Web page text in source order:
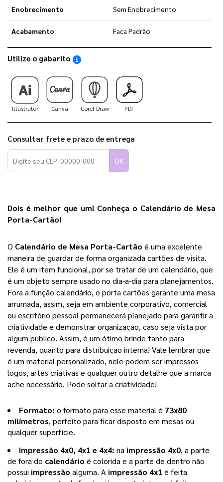
Enobrecimento Sem Enobrecimento
Acabamento Faca Padrão
Utilize o gabarito Saiba como utilizar os nossos gabaritos
Illustrator Canva Corel Draw PDF
Consultar frete e prazo de entrega
OK
Dois é melhor que um! Conheça o Calendário de Mesa
Porta-Cartão!
O Calendário de Mesa Porta-Cartão é uma excelente
maneira de guardar de forma organizada cartões de visita.
Ele é um item funcional, por se tratar de um calendário, que
é um objeto sempre usado no dia-a-dia para planejamentos.
Fora a função calendário, o porta cartões garante uma mesa
arrumada, assim, seja em ambiente corporativo, comercial
ou escritório pessoal permanecerá planejado para garantir a
criatividade e demonstrar organização, caso seja vista por
algum público. Assim, é um ótimo brinde tanto para
revenda, quanto para distribuição interna! Vale lembrar que
é um material personalizado, nele podem ser impressos
logos, artes criativas e qualquer outro detalhe que a marca
ache necessário. Pode soltar a criatividade!
Formato: o formato para esse material é 73x80
milímetros, perfeito para ficar disposto em mesas ou
qualquer superfície.
Impressão 4x0, 4x1 e 4x4: na impressão 4x0, a parte
de fora do calendário é colorida e a parte de dentro não
possui impressão alguma. A impressão 4x1 é feita